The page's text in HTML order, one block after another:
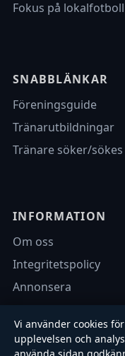
Fokus på
SNABBLÄNKAR
Föreningsguide
Tränarutbildningar
Tränare söker/sökes
INFORMATION
Om oss
Integritetspolicy
Annonsera
© 2026
Vi använder cookies
upplevelsen och